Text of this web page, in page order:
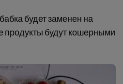
будет заменен на
продукты будут кошерными